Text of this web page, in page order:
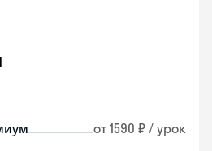
от 1590 ₽ / урок